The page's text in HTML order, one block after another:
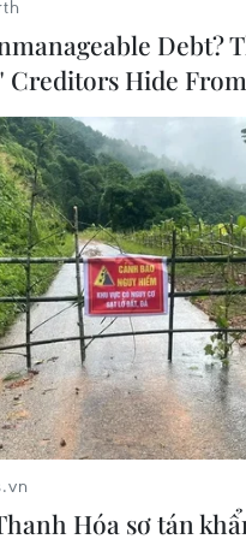
Debt?
Creditors Hide
Hóa sơ tán